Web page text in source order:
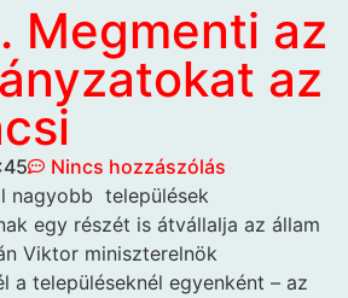
Megmenti az
az
Nincs hozzászólás
nagyobb települések
egy részét is átvállalja az állam
Viktor miniszterelnök
a településeknél egyenként – az